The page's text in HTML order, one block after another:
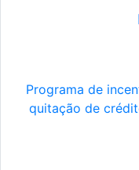
Programa de
quitação de